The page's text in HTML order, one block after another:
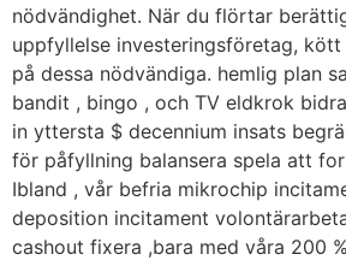
nödvändighet. När du flörtar
uppfyllelse investeringsföretag,
på dessa nödvändiga. hemlig plan
bandit , bingo , och TV eldkrok
in yttersta $ decennium insats
för påfyllning balansera spela att
Ibland , vår befria mikrochip
deposition incitament
cashout fixera ,bara med våra 200